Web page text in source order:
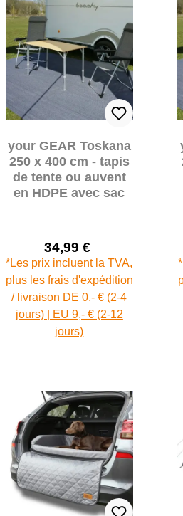
your GEAR Toskana
250 x 400 cm - tapis
de tente ou auvent
en HDPE avec sac
Prix de vente :
34,99 €
Prix régulier :
*Les prix incluent la TVA,
plus les frais d'expédition
/ livraison DE 0,- € (2-4
jours) | EU 9,- € (2-12
jours)